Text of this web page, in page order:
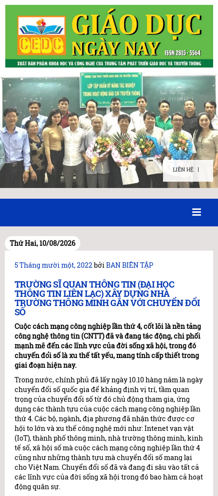
LIÊN HỆ
Thứ Hai, 10/08/2026
Đăng
5 Tháng mười một, 2022bởiBAN BIÊN TẬP
TRƯỜNG SĨ QUAN THÔNG TIN (ĐẠI HỌC
THÔNG TIN LIÊN LẠC) XÂY DỰNG NHÀ
TRƯỜNG THÔNG MINH GẮN VỚI CHUYỂN ĐỔI
SỐ
Cuộc cách mạng công nghiệp lần thứ 4, cốt lõi là nền tảng
công nghệ thông tin (CNTT) đã và đang tác động, chi phối
mạnh mẽ đến các lĩnh vực của đời sống xã hội, trong đó
chuyến đổi số là xu thế tất yếu, mang tính cấp thiết trong
giai đoạn hiện nay.
Trong nước, chính phủ đã lấy ngày 10.10 hàng năm là ngày
chuyển đổi số quốc gia để khảng định vị trí, tầm quan
trọng của chuyển đổi số từ đó chủ động tham gia, ứng
dụng các thành tựu của cuộc cách mạng công nghiệp lần
thứ 4. Các bộ, ngành, địa phương đã nhận thức được cơ
hội to lớn và xu thế công nghệ mới như: Intenet vạn vật
(IoT), thành phố thông minh, nhà trường thông minh, kinh
tế số, xã hội số mà cuộc cách mạng công nghiệp lần thứ 4
cũng như những thành tựu mà chuyển đổi số mang lại
cho Việt Nam. Chuyển đổi số đã và đang đi sâu vào tất cả
các lĩnh vực của đời sống xã hội trong đó bao hàm cả hoạt
động quân sự.